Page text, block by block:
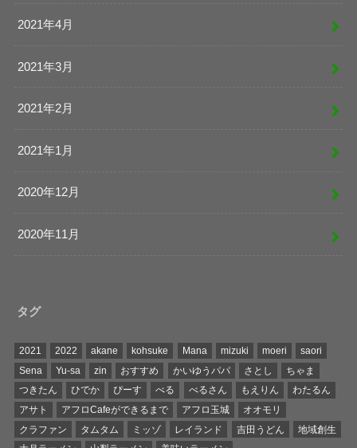
2021年4月
2021年3月
2021年2月
2021年1月
2020年12月
2020年11月
タグ
2021 2022 akane kohsuke Mana mizuki moeri
saori
Sena
Yu-sa zin おすすめ かいゆうパパ さとし
ちゃま
つきたん
ひでか ぴーす べる べるさん もえりん
わたるん
アサト
アフロCafeができるまで アフロ玉城
オオモリ
クラファン
タムタム ミッゾ レイランド 吉田うどん
地域創生